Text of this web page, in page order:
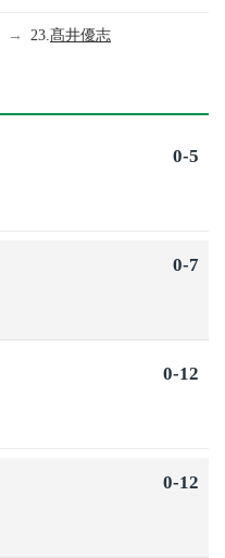
→ 23. 髙井優志
0-5
0-7
0-12
0-12